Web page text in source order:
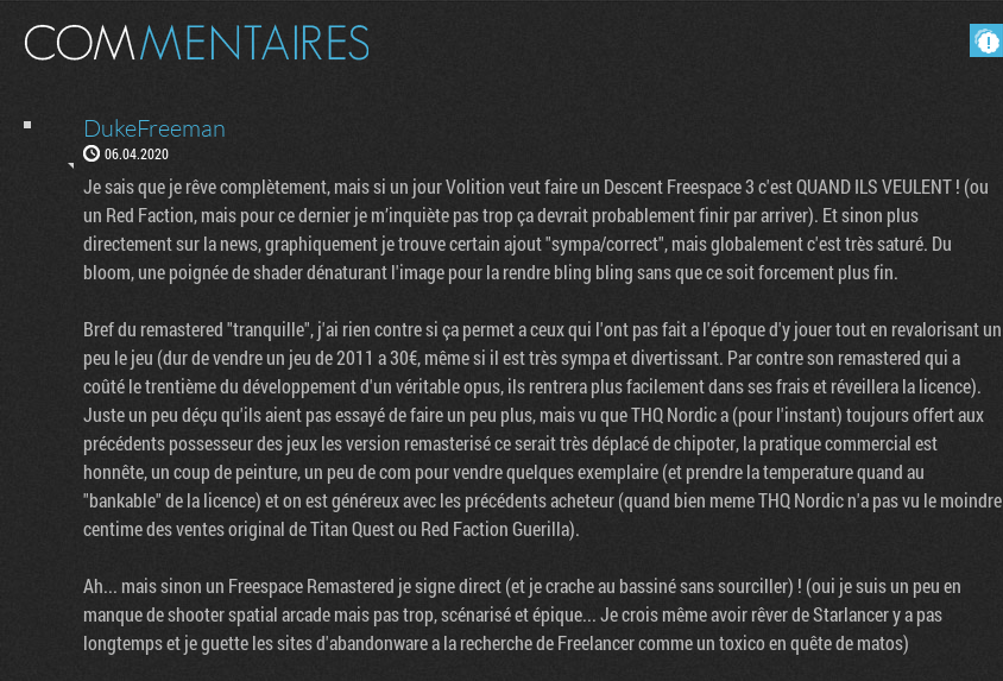
DukeFreeman
06.04.2020
Je sais que je rêve complètement, mais si un jour Volition veut faire un Descent Freespace 3 c'est QUAND ILS VEULENT ! (ou
un Red Faction, mais pour ce dernier je m’inquiète pas trop ça devrait probablement finir par arriver). Et sinon plus
directement sur la news, graphiquement je trouve certain ajout "sympa/correct", mais globalement c'est très saturé. Du
bloom, une poignée de shader dénaturant l'image pour la rendre bling bling sans que ce soit forcement plus fin.
Bref du remastered "tranquille", j'ai rien contre si ça permet a ceux qui l'ont pas fait a l'époque d'y jouer tout en revalorisant un
peu le jeu (dur de vendre un jeu de 2011 a 30€, même si il est très sympa et divertissant. Par contre son remastered qui a
coûté le trentième du développement d'un véritable opus, ils rentrera plus facilement dans ses frais et réveillera la licence).
Juste un peu déçu qu'ils aient pas essayé de faire un peu plus, mais vu que THQ Nordic a (pour l'instant) toujours offert aux
précédents possesseur des jeux les version remasterisé ce serait très déplacé de chipoter, la pratique commercial est
honnête, un coup de peinture, un peu de com pour vendre quelques exemplaire (et prendre la temperature quand au
"bankable" de la licence) et on est généreux avec les précédents acheteur (quand bien meme THQ Nordic n'a pas vu le moindre
centime des ventes original de Titan Quest ou Red Faction Guerilla).
Ah... mais sinon un Freespace Remastered je signe direct (et je crache au bassiné sans sourciller) ! (oui je suis un peu en
manque de shooter spatial arcade mais pas trop, scénarisé et épique... Je crois même avoir rêver de Starlancer y a pas
longtemps et je guette les sites d'abandonware a la recherche de Freelancer comme un toxico en quête de matos)